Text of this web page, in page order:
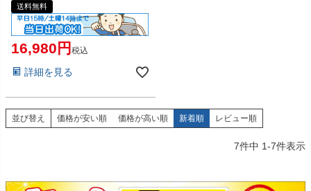
送料無料
16,980 税込
詳細を見る
並び替え 価格が安い順 価格が高い順 新着順 レビュー順
7件中 1-7件表示